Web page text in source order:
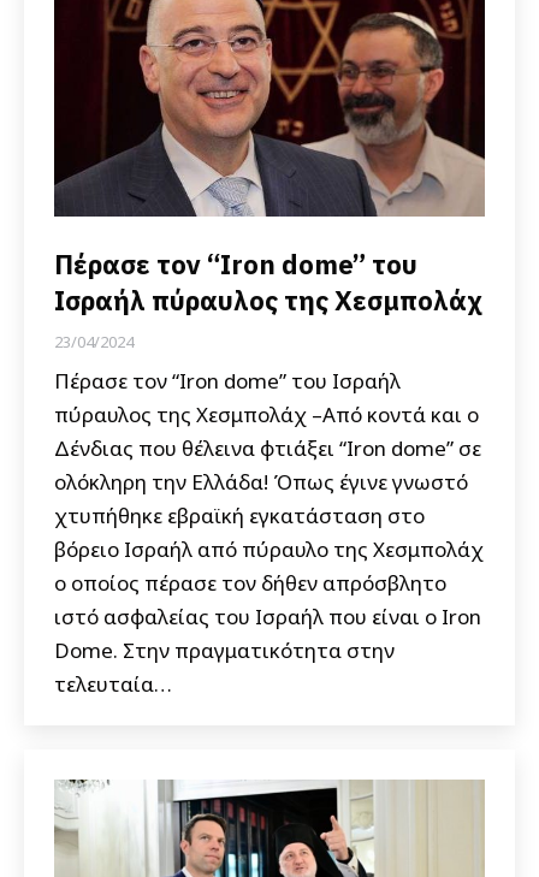
Πέρασε τον “Iron dome” του
Ισραήλ πύραυλος της Χεσμπολάχ
23/04/2024
Πέρασε τον “Iron dome” του Ισραήλ
πύραυλος της Χεσμπολάχ –Από κοντά και ο
Δένδιας που θέλεινα φτιάξει “Iron dome” σε
ολόκληρη την Ελλάδα! Όπως έγινε γνωστό
χτυπήθηκε εβραϊκή εγκατάσταση στο
βόρειο Ισραήλ από πύραυλο της Χεσμπολάχ
ο οποίος πέρασε τον δήθεν απρόσβλητο
ιστό ασφαλείας του Ισραήλ που είναι ο Iron
Dome. Στην πραγματικότητα στην
τελευταία…